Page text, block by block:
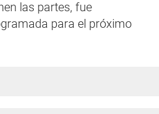
las partes, fue
para el próximo